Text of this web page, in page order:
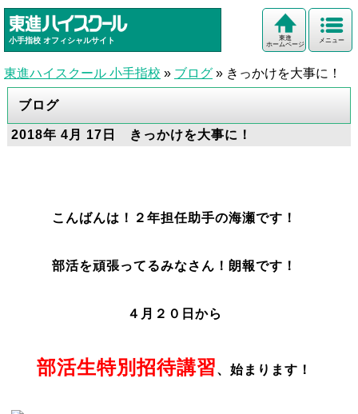
小手指校 オフィシャルサイト メニュー
東進
ホームページ
東進ハイスクール 小手指校 » ブログ » きっかけを大事に！
ブログ
2018年 4月 17日 きっかけを大事に！
こんばんは！２年担任助手の海瀬です！
部活を頑張ってるみなさん！朗報です！
４月２０日から
部活生特別招待講習、始まります！